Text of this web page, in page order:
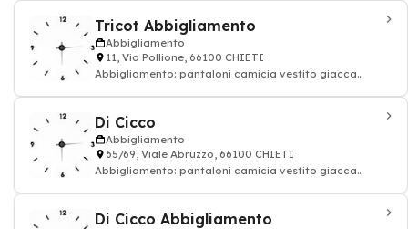
Tricot Abbigliamento
Abbigliamento
11, Via Pollione, 66100 CHIETI
Abbigliamento: pantaloni camicia vestito giacca
Di Cicco
Abbigliamento
65/69, Viale Abruzzo, 66100 CHIETI
Abbigliamento: pantaloni camicia vestito giacca
Di Cicco Abbigliamento